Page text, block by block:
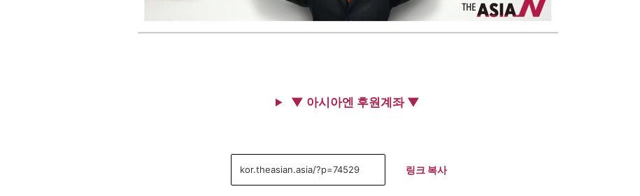
▼ 아시아엔 후원계좌 ▼
링크 복사